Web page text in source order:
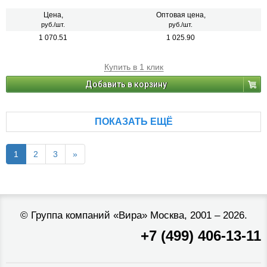
Цена,
руб./шт.
Оптовая цена,
руб./шт.
1 070.51 1 025.90
Купить в 1 клик
Добавить в корзину
ПОКАЗАТЬ ЕЩЁ
1 2 3 »
© Группа компаний «Вира»Москва, 2001 – 2026.
+7 (499) 406-13-11